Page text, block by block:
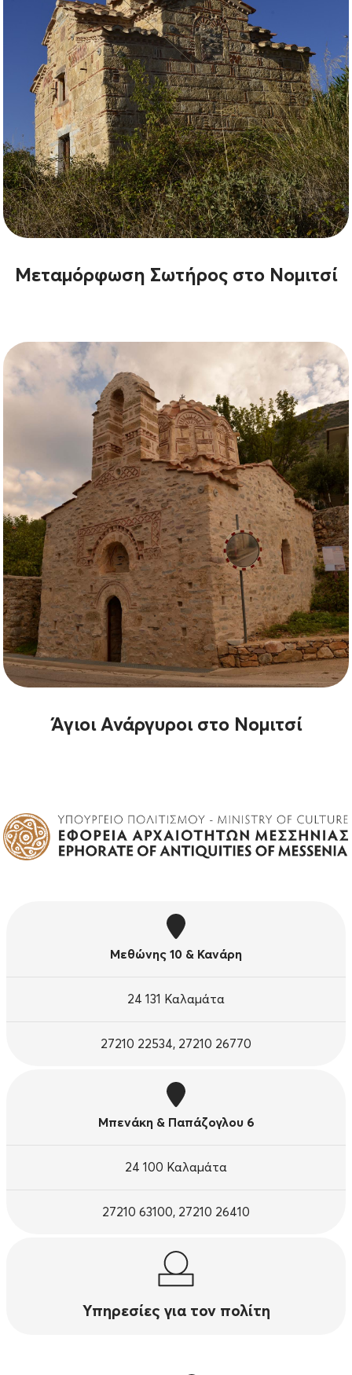
Μεταμόρφωση Σωτήρος στο Νομιτσί
Άγιοι Ανάργυροι στο Νομιτσί
Μεθώνης 10 & Κανάρη
24 131 Καλαμάτα
27210 22534, 27210 26770
Μπενάκη & Παπάζογλου 6
24 100 Καλαμάτα
27210 63100, 27210 26410
Υπηρεσίες για τον πολίτη